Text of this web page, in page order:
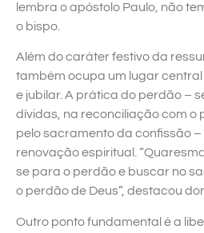
lembra o apóstolo Paulo, não
o bispo.
Além do caráter festivo da
também ocupa um lugar
e jubilar. A prática do perdão –
dívidas, na reconciliação com o
pelo sacramento da confissão
renovação espiritual.
se para o perdão e buscar no
o perdão de Deus”, destacou
Outro ponto fundamental é a